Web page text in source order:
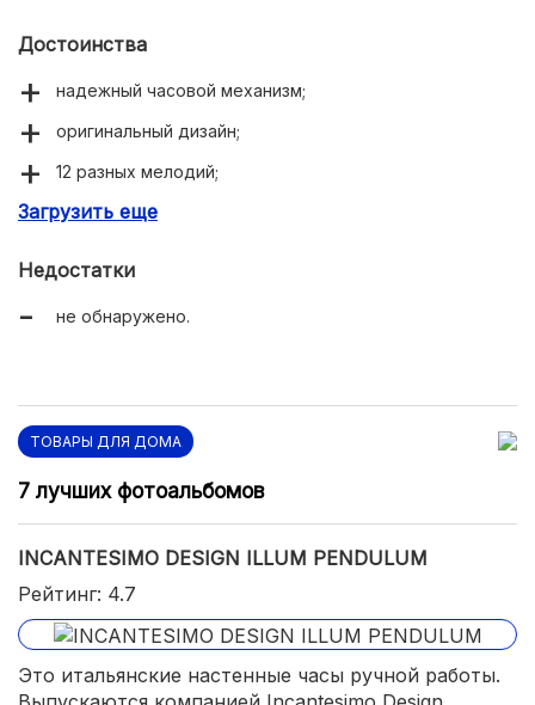
Достоинства
надежный часовой механизм;
оригинальный дизайн;
12 разных мелодий;
регулировка громкости;
Загрузить еще
Недостатки
не обнаружено.
ТОВАРЫ ДЛЯ ДОМА
7 лучших фотоальбомов
INCANTESIMO DESIGN ILLUM PENDULUM
Рейтинг: 4.7
Это итальянские настенные часы ручной работы.